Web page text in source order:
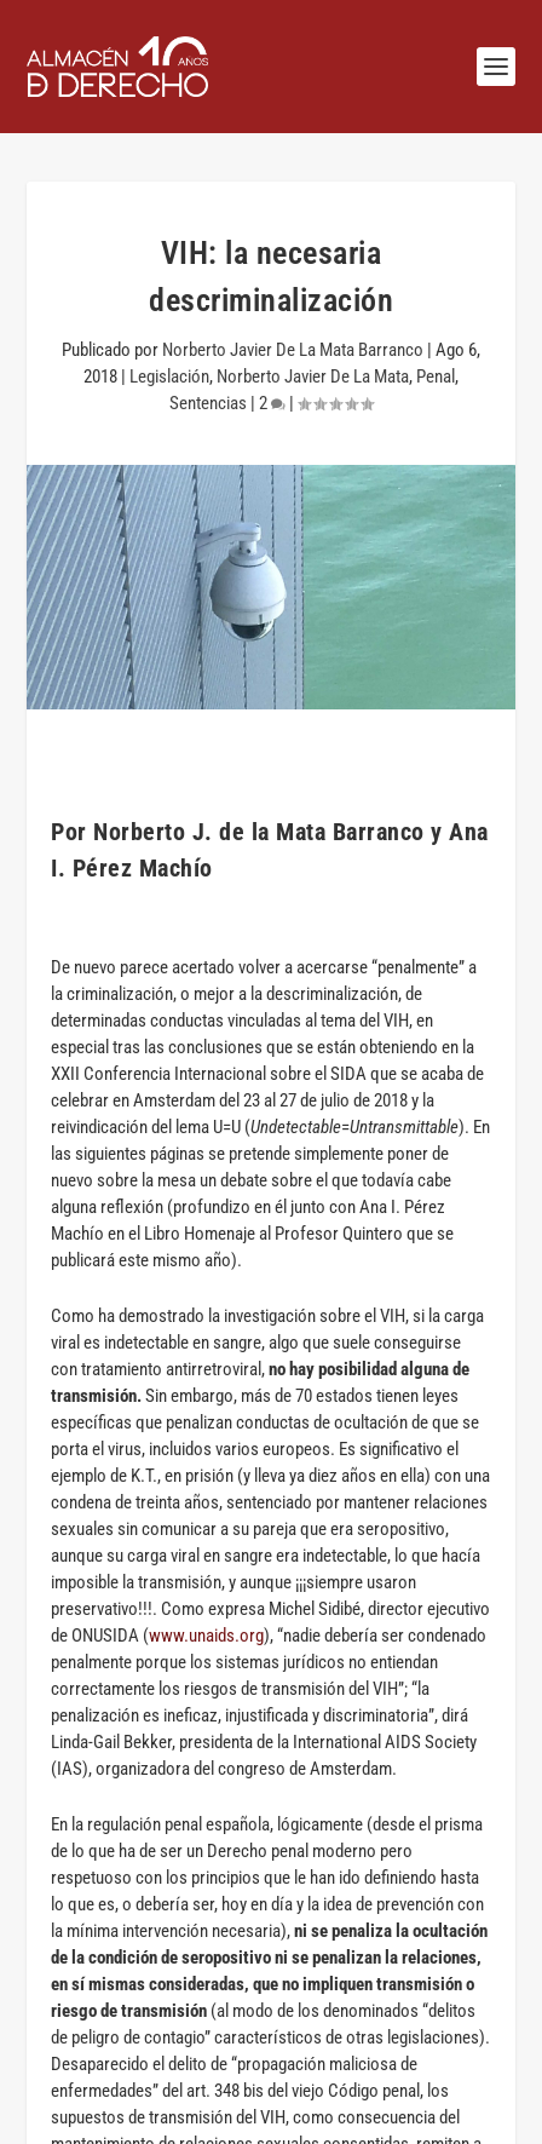
VIH: la necesaria
descriminalización
Publicado por Norberto Javier De La Mata Barranco | Ago 6,
2018 | Legislación, Norberto Javier De La Mata, Penal ,
Sentencias | 2 |
Por Norberto J. de la Mata Barranco y Ana
I. Pérez Machío
De nuevo parece acertado volver a acercarse “penalmente” a
la criminalización, o mejor a la descriminalización, de
determinadas conductas vinculadas al tema del VIH, en
especial tras las conclusiones que se están obteniendo en la
XXII Conferencia Internacional sobre el SIDA que se acaba de
celebrar en Amsterdam del 23 al 27 de julio de 2018 y la
reivindicación del lema U=U (Undetectable=Untransmittable). En
las siguientes páginas se pretende simplemente poner de
nuevo sobre la mesa un debate sobre el que todavía cabe
alguna reflexión (profundizo en él junto con Ana I. Pérez
Machío en el Libro Homenaje al Profesor Quintero que se
publicará este mismo año).
Como ha demostrado la investigación sobre el VIH, si la carga
viral es indetectable en sangre, algo que suele conseguirse
con tratamiento antirretroviral,no hay posibilidad alguna de
transmisión.Sin embargo, más de 70 estados tienen leyes
específicas que penalizan conductas de ocultación de que se
porta el virus, incluidos varios europeos. Es significativo el
ejemplo de K.T., en prisión (y lleva ya diez años en ella) con una
condena de treinta años, sentenciado por mantener relaciones
sexuales sin comunicar a su pareja que era seropositivo,
aunque su carga viral en sangre era indetectable, lo que hacía
imposible la transmisión, y aunque ¡¡¡siempre usaron
preservativo!!!. Como expresa Michel Sidibé, director ejecutivo
de ONUSIDA (www.unaids.org), “nadie debería ser condenado
penalmente porque los sistemas jurídicos no entiendan
correctamente los riesgos de transmisión del VIH”; “la
penalización es ineficaz, injustificada y discriminatoria”, dirá
Linda-Gail Bekker, presidenta de la International AIDS Society
(IAS), organizadora del congreso de Amsterdam.
En la regulación penal española, lógicamente (desde el prisma
de lo que ha de ser un Derecho penal moderno pero
respetuoso con los principios que le han ido definiendo hasta
lo que es, o debería ser, hoy en día y la idea de prevención con
la mínima intervención necesaria),ni se penaliza la ocultación
de la condición de seropositivo ni se penalizan la relaciones,
en sí mismas consideradas, que no impliquen transmisión o
riesgo de transmisión (al modo de los denominados “delitos
de peligro de contagio” característicos de otras legislaciones).
Desaparecido el delito de “propagación maliciosa de
enfermedades” del art. 348 bis del viejo Código penal, los
supuestos de transmisión del VIH, como consecuencia del